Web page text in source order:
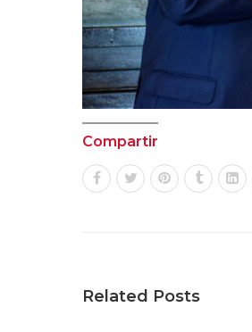
Compartir
Related Posts